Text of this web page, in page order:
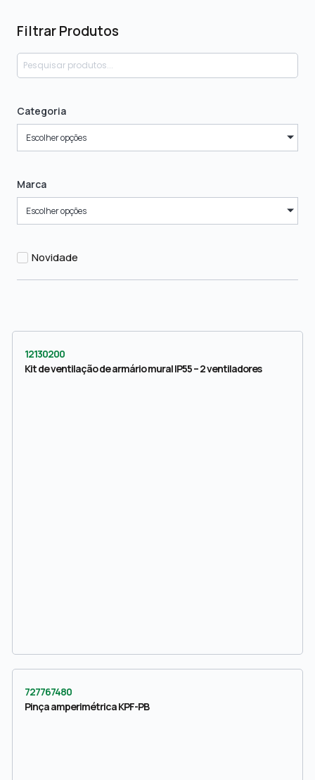
Filtrar Produtos
Categoria
Escolher opções
Marca
Escolher opções
Novidade
12130200
Kit de ventilação de armário mural IP55 – 2 ventiladores
727767480
Pinça amperimétrica KPF-PB